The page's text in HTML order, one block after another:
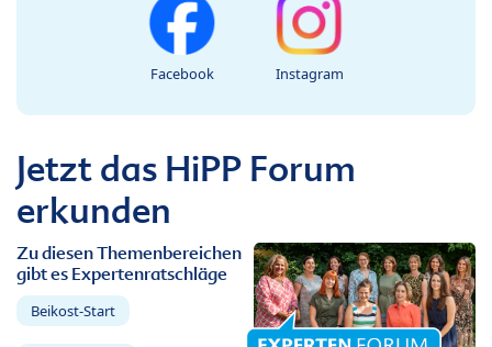
Facebook Instagram
Jetzt das HiPP Forum
erkunden
Zu diesen Themenbereichen
gibt es Expertenratschläge
Beikost-Start